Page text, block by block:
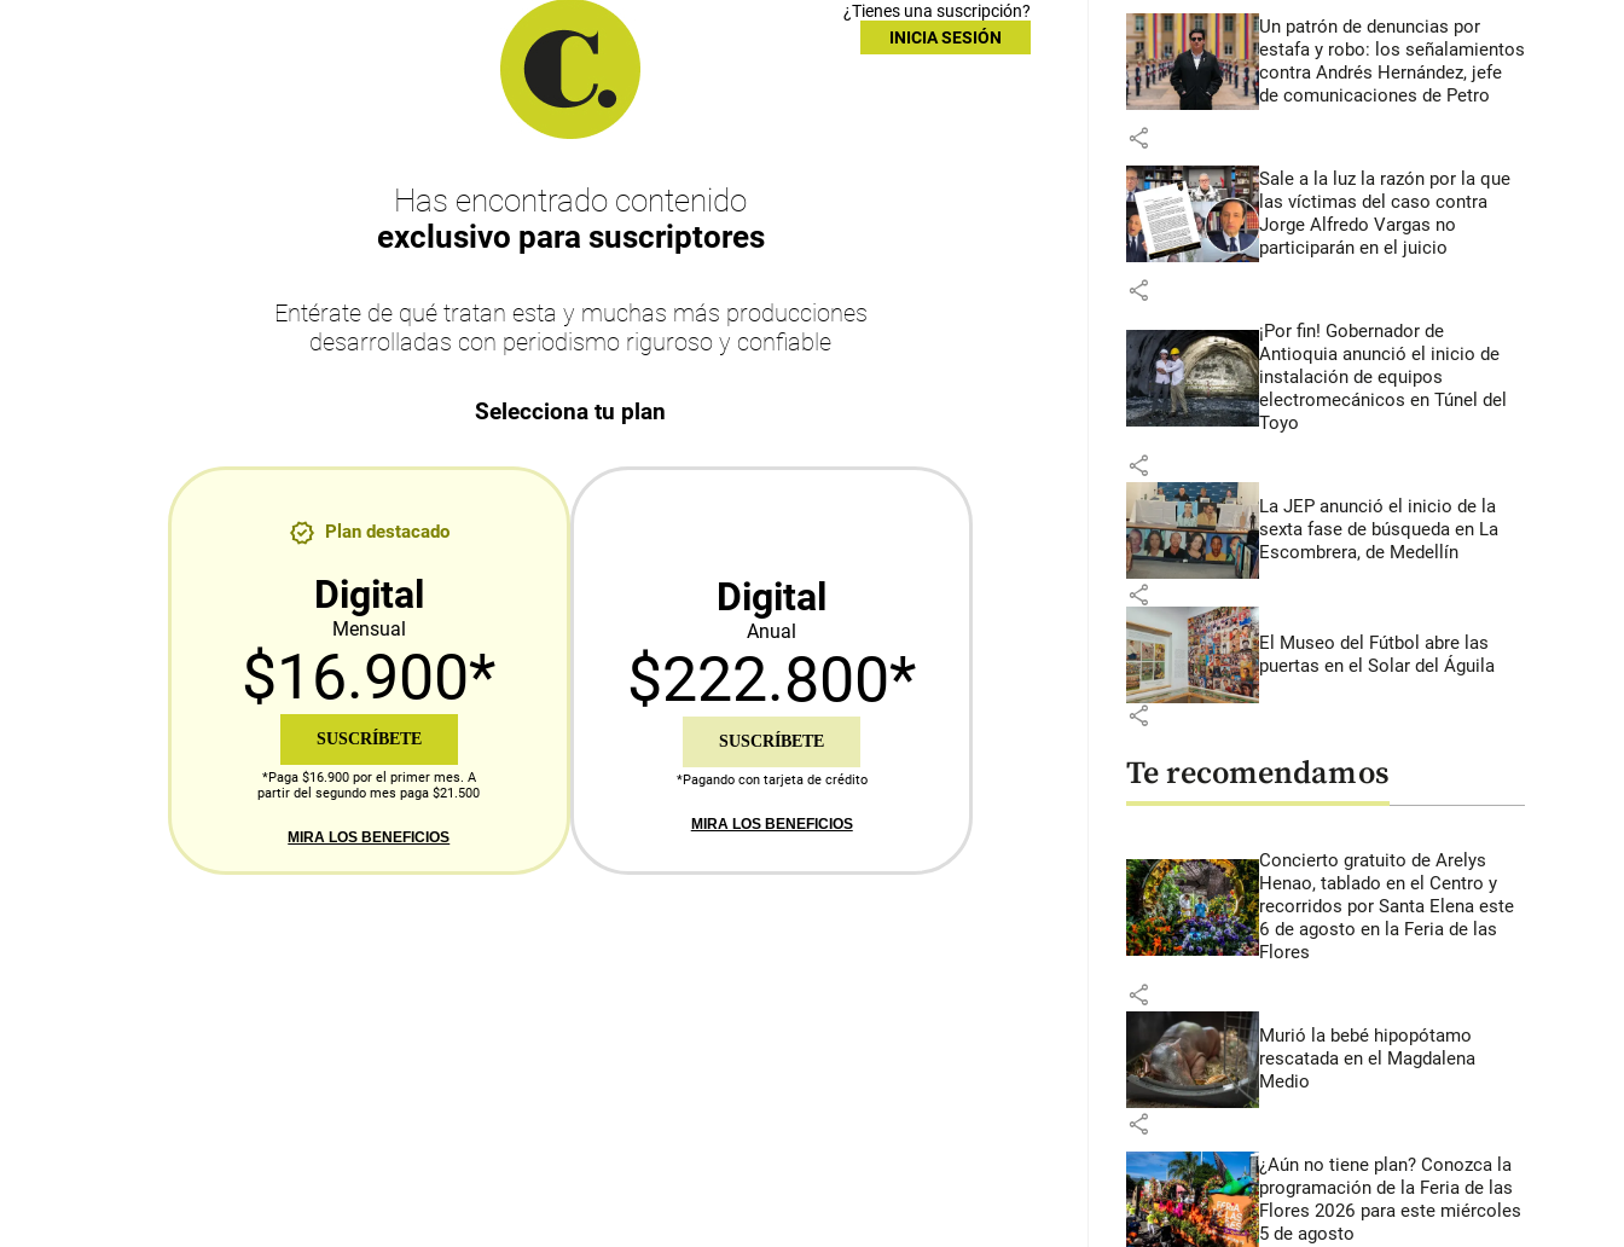
¿Tienes una suscripción?
INICIA SESIÓN
Has encontrado contenido
exclusivo para suscriptores
Entérate de qué tratan esta y muchas más producciones
desarrolladas con periodismo riguroso y confiable
Selecciona tu plan
Plan destacado
Digital
Mensual
$16.900*
SUSCRÍBETE
*Paga $16.900 por el primer mes. A
partir del segundo mes paga $21.500
MIRA LOS BENEFICIOS
Digital
Anual
$222.800*
SUSCRÍBETE
*Pagando con tarjeta de crédito
MIRA LOS BENEFICIOS
Un patrón de denuncias por
estafa y robo: los señalamientos
contra Andrés Hernández, jefe
de comunicaciones de Petro
share
Sale a la luz la razón por la que
las víctimas del caso contra
Jorge Alfredo Vargas no
participarán en el juicio
share
¡Por fin! Gobernador de
Antioquia anunció el inicio de
instalación de equipos
electromecánicos en Túnel del
Toyo
share
La JEP anunció el inicio de la
sexta fase de búsqueda en La
Escombrera, de Medellín
share
El Museo del Fútbol abre las
puertas en el Solar del Águila
share
Te recomendamos
Concierto gratuito de Arelys
Henao, tablado en el Centro y
recorridos por Santa Elena este
6 de agosto en la Feria de las
Flores
share
Murió la bebé hipopótamo
rescatada en el Magdalena
Medio
share
¿Aún no tiene plan? Conozca la
programación de la Feria de las
Flores 2026 para este miércoles
5 de agosto